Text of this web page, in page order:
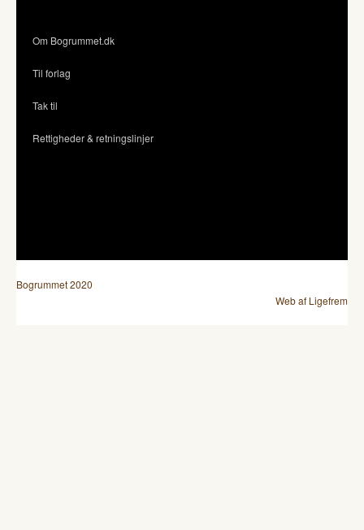
Om Bogrummet.dk
Til forlag
Tak til
Rettigheder & retningslinjer
Bogrummet 2020
Web af Ligefrem